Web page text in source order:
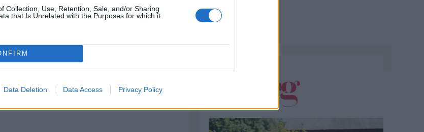
Collection, Use, Retention, Sale, and/or Sharing
that Is Unrelated with the Purposes for which it
Data Deletion Data Access Privacy Policy